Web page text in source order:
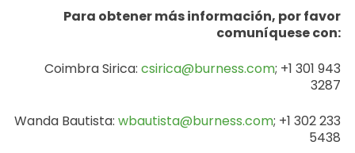
Para obtener más información, por favor
comuníquese con:
Coimbra Sirica:csirica@burness.com; +1 301 943
3287
Wanda Bautista:wbautista@burness.com; +1 302 233
5438